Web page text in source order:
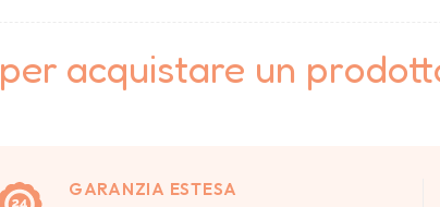
per acquistare un
GARANZIA ESTESA